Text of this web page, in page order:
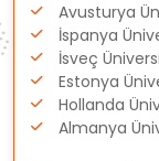
Fransa
Litvanya
Letonya
Avusturya
İspanya
İsveç
Estonya
Hollanda
Almanya